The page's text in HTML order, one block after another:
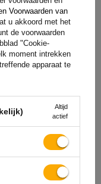
Voorwaarden van
u akkoord met het
de voorwaarden
"Cookie-
moment intrekken
apparaat te
Altijd
actief